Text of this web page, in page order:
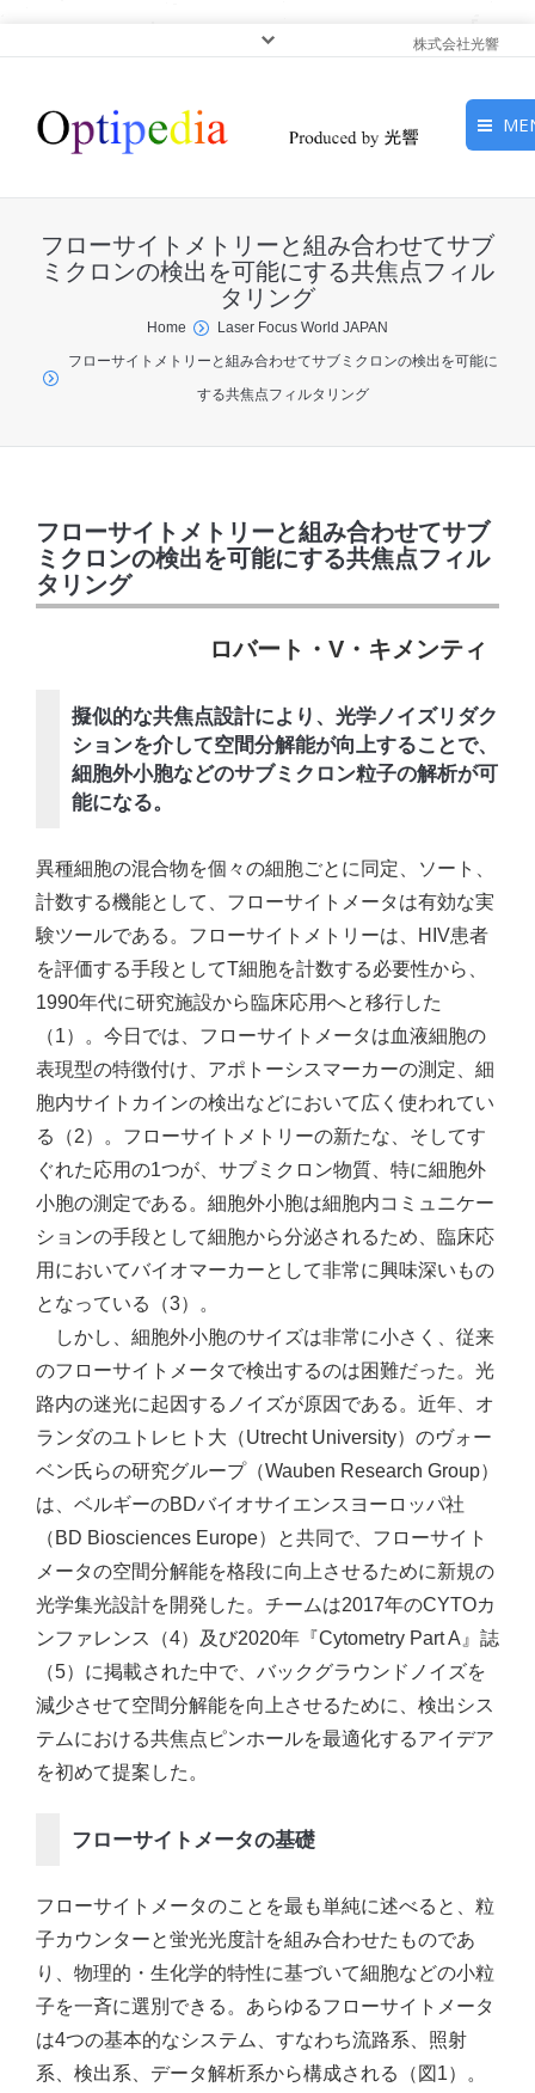
株式会社光響
ピックアップ
光基礎・光源
ン
フローサイトメトリーと組み合わせてサブ
ミクロンの検出を可能にする共焦点フィル
タリング
You are here:Home
Laser Focus World JAPAN
フローサイトメトリーと組み合わせてサブミクロンの検出を可能に
する共焦点フィルタリング
フローサイトメトリーと組み合わせてサブ
ミクロンの検出を可能にする共焦点フィル
タリング
ロバート・V・キメンティ
擬似的な共焦点設計により、光学ノイズリダク
ションを介して空間分解能が向上することで、
細胞外小胞などのサブミクロン粒子の解析が可
能になる。
異種細胞の混合物を個々の細胞ごとに同定、ソート、
計数する機能として、フローサイトメータは有効な実
験ツールである。フローサイトメトリーは、HIV患者
を評価する手段としてT細胞を計数する必要性から、
1990年代に研究施設から臨床応用へと移行した
（1）。今日では、フローサイトメータは血液細胞の
表現型の特徴付け、アポトーシスマーカーの測定、細
胞内サイトカインの検出などにおいて広く使われてい
る（2）。フローサイトメトリーの新たな、そしてす
ぐれた応用の1つが、サブミクロン物質、特に細胞外
小胞の測定である。細胞外小胞は細胞内コミュニケー
ションの手段として細胞から分泌されるため、臨床応
用においてバイオマーカーとして非常に興味深いもの
となっている（3）。
しかし、細胞外小胞のサイズは非常に小さく、従来
のフローサイトメータで検出するのは困難だった。光
路内の迷光に起因するノイズが原因である。近年、オ
ランダのユトレヒト大（Utrecht University）のヴォー
ベン氏らの研究グループ（Wauben Research Group）
は、ベルギーのBDバイオサイエンスヨーロッパ社
（BD Biosciences Europe）と共同で、フローサイト
メータの空間分解能を格段に向上させるために新規の
光学集光設計を開発した。チームは2017年のCYTOカ
ンファレンス（4）及び2020年『Cytometry Part A』誌
（5）に掲載された中で、バックグラウンドノイズを
減少させて空間分解能を向上させるために、検出シス
テムにおける共焦点ピンホールを最適化するアイデア
を初めて提案した。
フローサイトメータの基礎
フローサイトメータのことを最も単純に述べると、粒
子カウンターと蛍光光度計を組み合わせたものであ
り、物理的・生化学的特性に基づいて細胞などの小粒
子を一斉に選別できる。あらゆるフローサイトメータ
は4つの基本的なシステム、すなわち流路系、照射
系、検出系、データ解析系から構成される（図1）。